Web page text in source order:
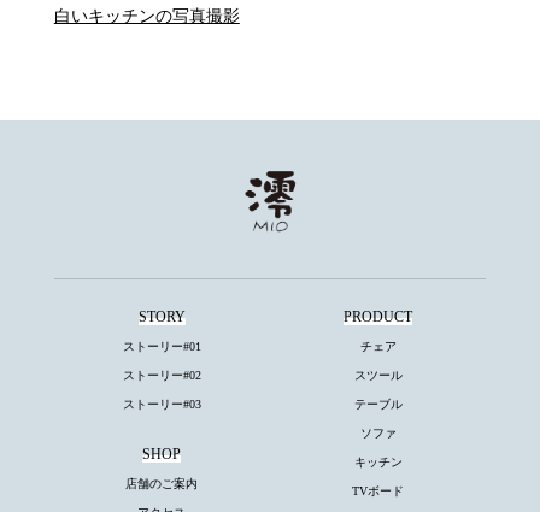
白いキッチンの写真撮影
STORY
ストーリー#01
ストーリー#02
ストーリー#03
SHOP
店舗のご案内
PRODUCT
チェア
スツール
テーブル
ソファ
キッチン
TVボード